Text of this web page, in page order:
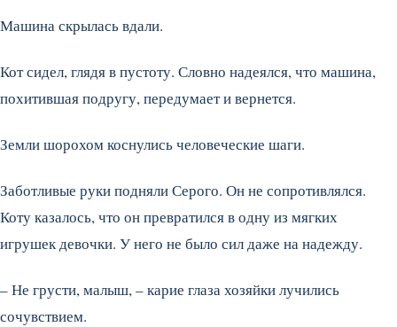
Машина скрылась вдали.
Кот сидел, глядя в пустоту. Словно надеялся, что машина,
похитившая подругу, передумает и вернется.
Земли шорохом коснулись человеческие шаги.
Заботливые руки подняли Серого. Он не сопротивлялся.
Коту казалось, что он превратился в одну из мягких
игрушек девочки. У него не было сил даже на надежду.
– Не грусти, малыш, – карие глаза хозяйки лучились
сочувствием.